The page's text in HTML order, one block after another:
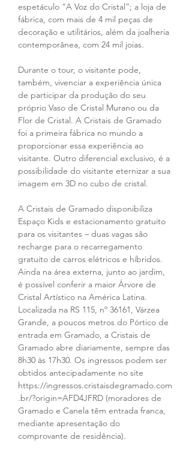
espetáculo “A Voz do Cristal”; a loja de
fábrica, com mais de 4 mil peças de
decoração e utilitários, além da joalheria
contemporânea, com 24 mil joias.
Durante o tour, o visitante pode,
também, vivenciar a experiência única
de participar da produção do seu
próprio Vaso de Cristal Murano ou da
Flor de Cristal. A Cristais de Gramado
foi a primeira fábrica no mundo a
proporcionar essa experiência ao
visitante. Outro diferencial exclusivo, é a
possibilidade do visitante eternizar a sua
imagem em 3D no cubo de cristal.
A Cristais de Gramado disponibiliza
Espaço Kids e estacionamento gratuito
para os visitantes – duas vagas são
recharge para o recarregamento
gratuito de carros elétricos e híbridos.
Ainda na área externa, junto ao jardim,
é possível conferir a maior Árvore de
Cristal Artístico na América Latina.
Localizada na RS 115, nº 36161, Várzea
Grande, a poucos metros do Pórtico de
entrada em Gramado, a Cristais de
Gramado abre diariamente, sempre das
8h30 às 17h30. Os ingressos podem ser
obtidos antecipadamente no site
https://ingressos.cristaisdegramado.com
.br/?origin=AFD4JFRD (moradores de
Gramado e Canela têm entrada franca,
mediante apresentação do
comprovante de residência).